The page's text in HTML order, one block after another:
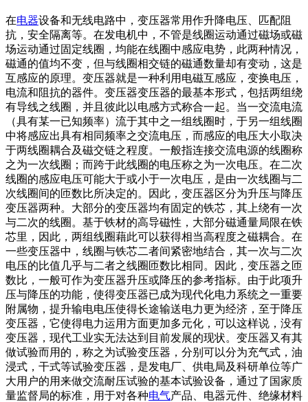
在电器设备和无线电路中，变压器常用作升降电压、匹配阻
抗，安全隔离等。在发电机中，不管是线圈运动通过磁场或磁
场运动通过固定线圈，均能在线圈中感应电势，此两种情况，
磁通的值均不变，但与线圈相交链的磁通数量却有变动，这是
互感应的原理。变压器就是一种利用电磁互感应，变换电压，
电流和阻抗的器件。变压器变压器的最基本形式，包括两组绕
有导线之线圈，并且彼此以电感方式称合一起。当一交流电流
（具有某一已知频率）流于其中之一组线圈时，于另一组线圈
中将感应出具有相同频率之交流电压，而感应的电压大小取决
于两线圈耦合及磁交链之程度。一般指连接交流电源的线圈称
之为一次线圈；而跨于此线圈的电压称之为一次电压。在二次
线圈的感应电压可能大于或小于一次电压，是由一次线圈与二
次线圈间的匝数比所决定的。因此，变压器区分为升压与降压
变压器两种。大部分的变压器均有固定的铁芯，其上绕有一次
与二次的线圈。基于铁材的高导磁性，大部分磁通量局限在铁
芯里，因此，两组线圈藉此可以获得相当高程度之磁耦合。在
一些变压器中，线圈与铁芯二者间紧密地结合，其一次与二次
电压的比值几乎与二者之线圈匝数比相同。因此，变压器之匝
数比，一般可作为变压器升压或降压的参考指标。由于此项升
压与降压的功能，使得变压器已成为现代化电力系统之一重要
附属物，提升输电电压使得长途输送电力更为经济，至于降压
变压器，它使得电力运用方面更加多元化，可以这样说，没有
变压器，现代工业实无法达到目前发展的现状。变压器又有其
做试验而用的，称之为试验变压器，分别可以分为充气式，油
浸式，干式等试验变压器，是发电厂、供电局及科研单位等广
大用户的用来做交流耐压试验的基本试验设备，通过了国家质
量监督局的标准，用于对各种电气产品、电器元件、绝缘材料